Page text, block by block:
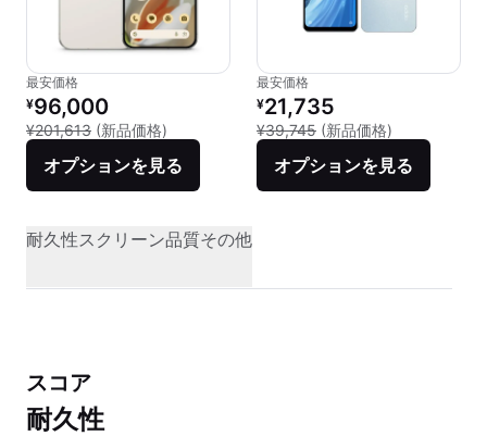
最安価格
リファービッシュ品の価格：
¥96,000
¥201,613 (新品価格) 新品との比較：¥201,613
オプションを見る
最安価格
リファービッシュ品の価格：
¥21,735
¥39,745 (新品価格)
オプションを見る
耐久性スクリーン品質その他
スコア
耐久性